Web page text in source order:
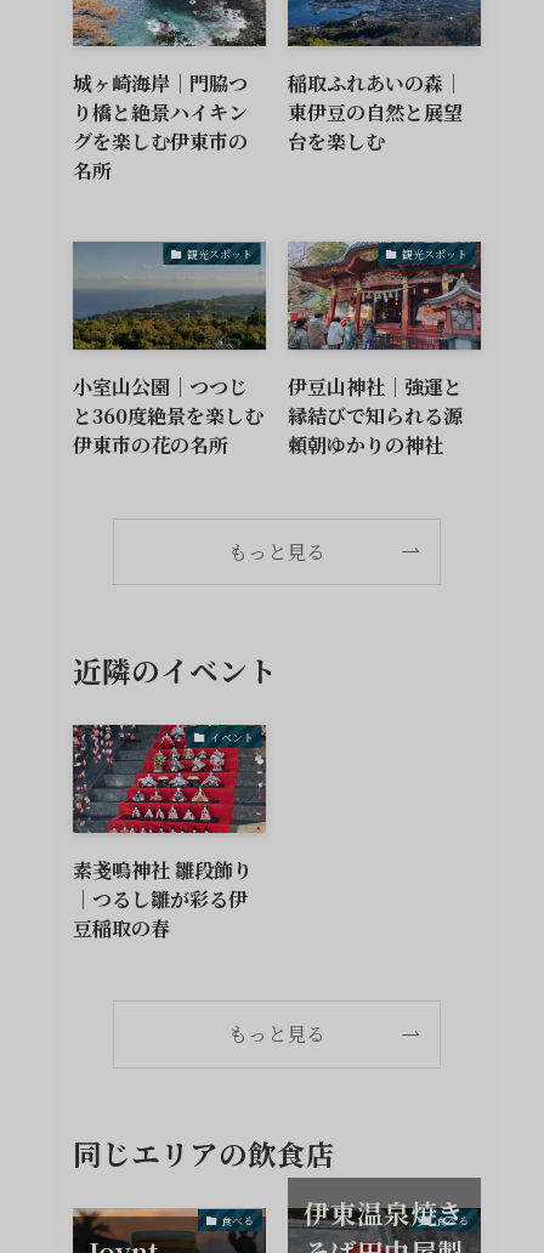
城ヶ崎海岸｜門脇つ
り橋と絶景ハイキン
グを楽しむ伊東市の
名所
稲取ふれあいの森｜
東伊豆の自然と展望
台を楽しむ
観光スポット
小室山公園｜つつじ
と360度絶景を楽しむ
伊東市の花の名所
観光スポット
伊豆山神社｜強運と
縁結びで知られる源
頼朝ゆかりの神社
もっと見る
近隣のイベント
イベント
素戔嗚神社 雛段飾り
｜つるし雛が彩る伊
豆稲取の春
もっと見る
同じエリアの飲食店
食べる 食べる
伊東温泉焼き